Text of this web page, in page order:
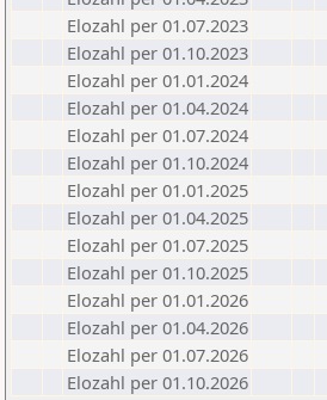
Elozahl per 01.07.2023
Elozahl per 01.10.2023
Elozahl per 01.01.2024
Elozahl per 01.04.2024
Elozahl per 01.07.2024
Elozahl per 01.10.2024
Elozahl per 01.01.2025
Elozahl per 01.04.2025
Elozahl per 01.07.2025
Elozahl per 01.10.2025
Elozahl per 01.01.2026
Elozahl per 01.04.2026
Elozahl per 01.07.2026
Elozahl per 01.10.2026